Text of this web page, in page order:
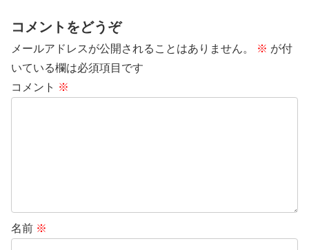
コメントをどうぞ
メールアドレスが公開されることはありません。 ※ が付
いている欄は必須項目です
コメント ※
名前 ※